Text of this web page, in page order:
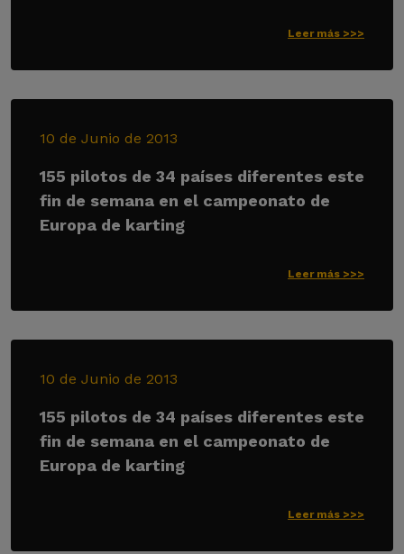
Leer más >>>
10 de Junio de 2013
155 pilotos de 34 países diferentes este
fin de semana en el campeonato de
Europa de karting
Leer más >>>
10 de Junio de 2013
155 pilotos de 34 países diferentes este
fin de semana en el campeonato de
Europa de karting
Leer más >>>